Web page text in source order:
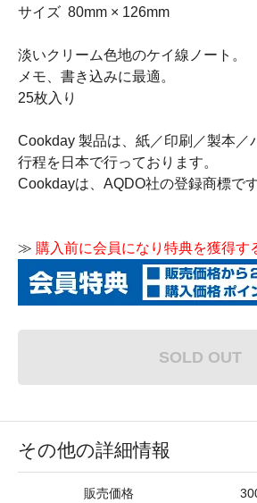
サイズ 80mm × 126mm
淡いクリーム色地のケイ線ノート。
メモ、書き込みに最適。
25枚入り
Cookday 製品は、紙／印刷／製本／
行程を日本で行っております。
Cookdayは、AQDO社の登録商標です
≫ 購入前に会員になり特典を獲得す
SOLD OUT
その他の詳細情報
販売価格